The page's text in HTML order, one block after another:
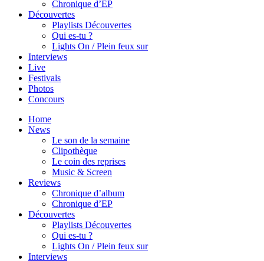
Chronique d’EP
Découvertes
Playlists Découvertes
Qui es-tu ?
Lights On / Plein feux sur
Interviews
Live
Festivals
Photos
Concours
Home
News
Le son de la semaine
Clipothèque
Le coin des reprises
Music & Screen
Reviews
Chronique d’album
Chronique d’EP
Découvertes
Playlists Découvertes
Qui es-tu ?
Lights On / Plein feux sur
Interviews